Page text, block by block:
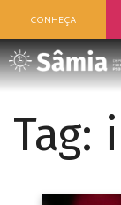
CONHEÇA
Tag: